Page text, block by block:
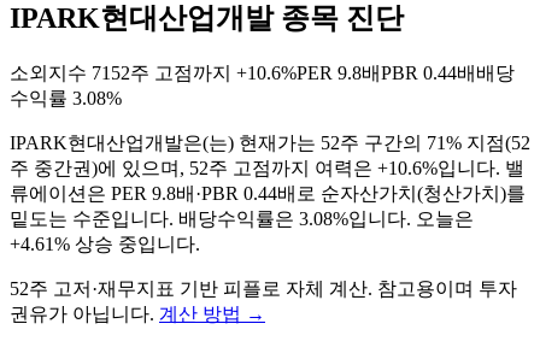
IPARK현대산업개발 종목 진단
소외지수 71 52주 고점까지 +10.6%PER 9.8배PBR 0.44배 배당
수익률 3.08%
IPARK현대산업개발은(는) 현재가는 52주 구간의 71% 지점(52
주 중간권)에 있으며, 52주 고점까지 여력은 +10.6%입니다. 밸
류에이션은 PER 9.8배·PBR 0.44배로 순자산가치(청산가치)를
밑도는 수준입니다. 배당수익률은 3.08%입니다. 오늘은
+4.61% 상승 중입니다.
52주 고저·재무지표 기반 피플로 자체 계산. 참고용이며 투자
권유가 아닙니다. 계산 방법 →